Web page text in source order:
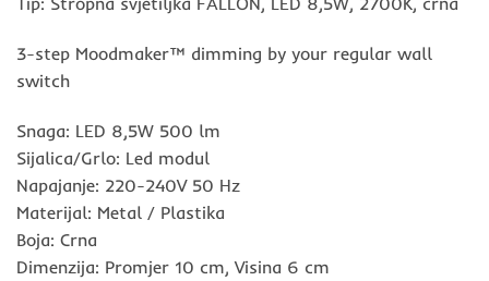
3-step Moodmaker™ dimming by your regular wall
switch
Snaga: LED 8,5W 500 lm
Sijalica/Grlo: Led modul
Napajanje: 220-240V 50 Hz
Materijal: Metal / Plastika
Boja: Crna
Dimenzija: Promjer 10 cm, Visina 6 cm